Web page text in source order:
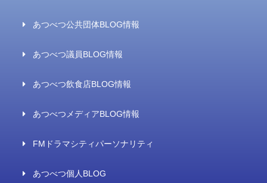
あつべつ公共団体BLOG情報
あつべつ議員BLOG情報
あつべつ飲食店BLOG情報
あつべつメディアBLOG情報
FMドラマシティパーソナリティ
あつべつ個人BLOG